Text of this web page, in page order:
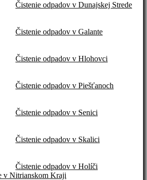
Čistenie odpadov v Dunajskej Strede
Čistenie odpadov v Galante
Čistenie odpadov v Hlohovci
Čistenie odpadov v Piešťanoch
Čistenie odpadov v Senici
Čistenie odpadov v Skalici
Čistenie odpadov v Holíči
v Nitrianskom Kraji